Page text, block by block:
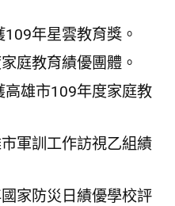
年星雲教育獎。
庭教育績優團體。
雄市109年度家庭教
軍訓工作訪視乙組績
家防災日績優學校評